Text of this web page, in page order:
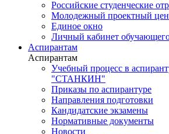
Российские студенческие
Молодежный проектный
Единое окно
Личный кабинет
Аспирантам
Аспирантам
Учебный процесс в
"СТАНКИН"
Приказы по аспирантуре
Направления подготовки
Кандидатские экзамены
Нормативные документы
Новости